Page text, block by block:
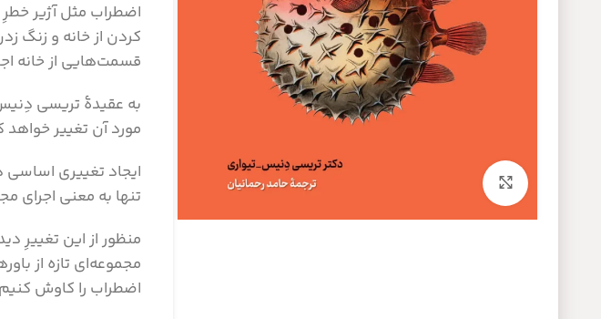
اضطراب مثل آژیر
کردن از خانه و زنگ
قسمت‌هایی از خانه
به عقیدۀ تریسی
مورد آن تغییر خواهد
ایجاد تغییری اساسی
تنها به معنی اجرای
منظور از این تغییرِ
مجموعه‌ای تازه از
اضطراب را کاوش